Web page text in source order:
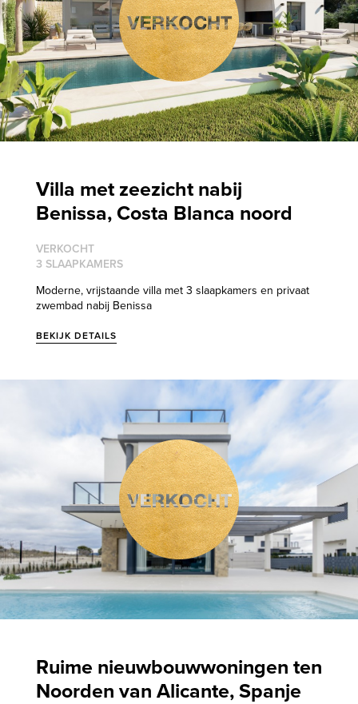
Villa met zeezicht nabij
Benissa, Costa Blanca noord
VERKOCHT
3 SLAAPKAMERS
Moderne, vrijstaande villa met 3 slaapkamers en privaat
zwembad nabij Benissa
BEKIJK DETAILS
Ruime nieuwbouwwoningen ten
Noorden van Alicante, Spanje